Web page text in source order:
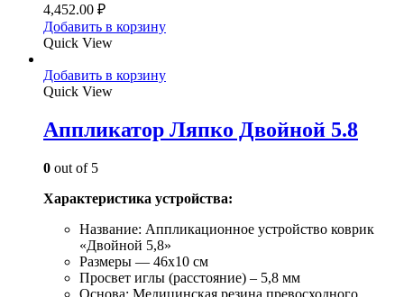
4,452.00 ₽
Добавить в корзину
Quick View
Добавить в корзину
Quick View
Аппликатор Ляпко Двойной 5.8
0 out of 5
Характеристика устройства:
Название: Аппликационное устройство коврик
«Двойной 5,8»
Размеры — 46х10 см
Просвет иглы (расстояние) – 5,8 мм
Основа: Медицинская резина превосходного